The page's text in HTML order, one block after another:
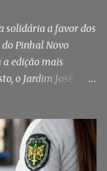
solidária a favor dos
Pinhal Novo
a edição mais
o Jardim José
Humanitária
o espírito
O branco é a cor